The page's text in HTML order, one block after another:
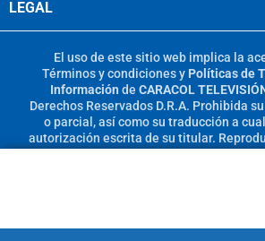
LEGAL
El uso de este sitio web implica la
Términos y condicionesy Políticas de
Información de CARACOL
Derechos Reservados D.R.A. Prohibida
o parcial, así como su traducción a
autorización escrita de su titular.